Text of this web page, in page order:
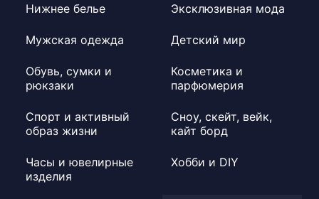
Нижнее белье Эксклюзивная мода
Мужская одежда Детский мир
Обувь, сумки и
рюкзаки
Косметика и
парфюмерия
Спорт и активный
образ жизни
Сноу, скейт, вейк,
кайт борд
Часы и ювелирные
изделия
Хобби и DIY